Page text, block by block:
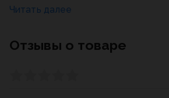
Отзывы о товаре